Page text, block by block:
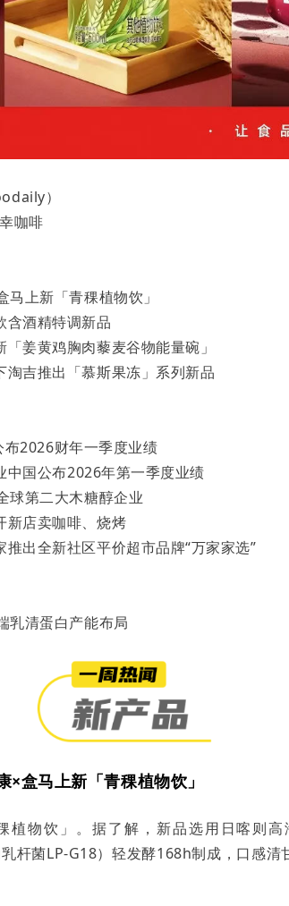
）
咖啡
上新「青稞植物饮」
含酒精特调新品
姜黄鸡胸肉藜麦谷物能量碗」
吉推出「慕斯果冻」系列新品
2026财年一季度业绩
国公布2026年第一季度业绩
球第二大木糖醇企业
新店卖咖啡、烧烤
出全新社区平价超市品牌“万家家选”
乳清蛋白产能布局
盒马上新「青稞植物饮」
植物饮」。据了解，新品选用日喀则
杆菌LP-G18）轻发酵168h制成，口感清